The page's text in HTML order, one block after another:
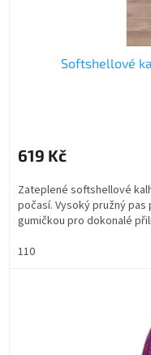
Softshellové
619 Kč
Zateplené softshellové
počasí. Vysoký pružný
gumičkou pro dokonalé
110